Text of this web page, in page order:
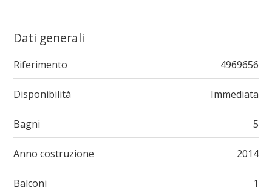
Dati generali
Riferimento 4969656
Disponibilità Immediata
Bagni 5
Anno costruzione 2014
Balconi 1